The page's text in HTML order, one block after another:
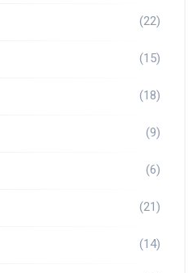
(22)
(15)
(18)
(9)
(6)
(21)
(14)